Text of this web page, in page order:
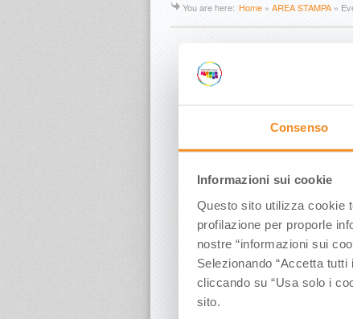
Consenso
Informazioni sui cookie
Questo sito utilizza cookie
profilazione per proporle
nostre “informazioni sui
Selezionando “Accetta
cliccando su “Usa solo i
sito.
You are here: Home » AREA STAMPA »
2022
2021
2017
2015
2014
2013
2012
2011
2010
2009
2008
July
September
October
December